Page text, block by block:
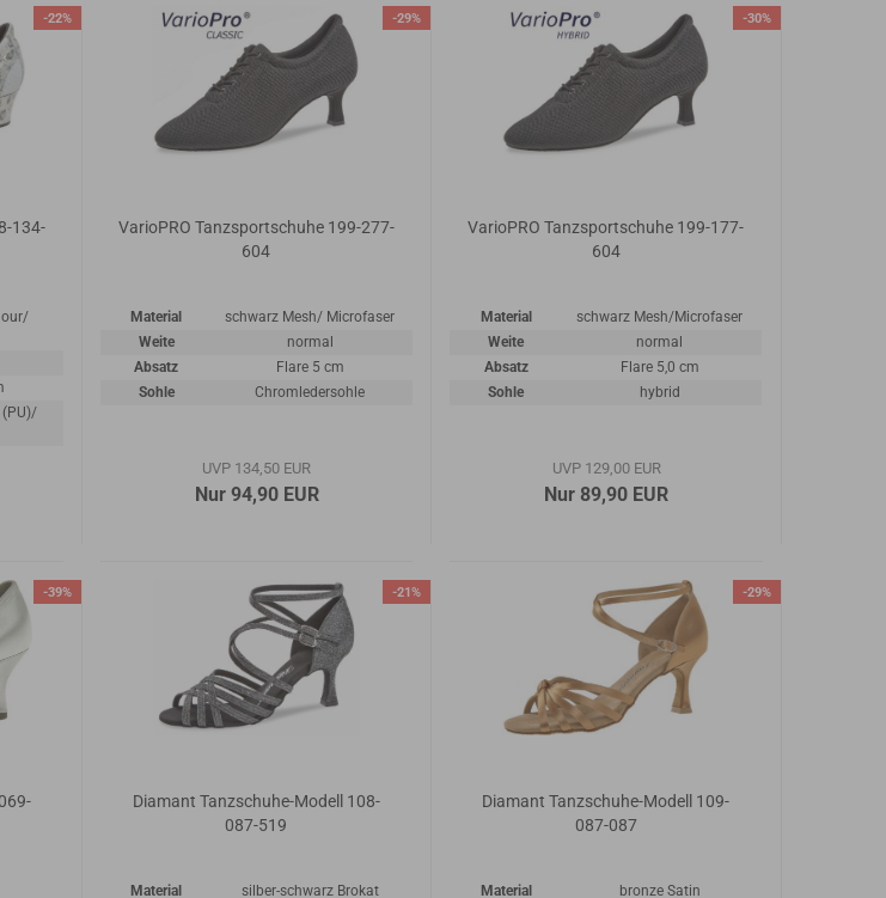
-22%
134-
(PU)/
-29%
VarioPRO Tanzsportschuhe 199-277-
604
Material
schwarz Mesh/ Microfaser
Weite
normal
Absatz
Flare 5 cm
Sohle
Chromledersohle
UVP 134,50 EUR
Nur 94,90 EUR
-30%
VarioPRO Tanzsportschuhe 199-177-
604
Material
schwarz Mesh/Microfaser
Weite
normal
Absatz
Flare 5,0 cm
Sohle
hybrid
UVP 129,00 EUR
Nur 89,90 EUR
-39% -21%
Diamant Tanzschuhe-Modell 108-
087-519
Material
silber-schwarz Brokat
-29%
Diamant Tanzschuhe-Modell 109-
087-087
Material
bronze Satin